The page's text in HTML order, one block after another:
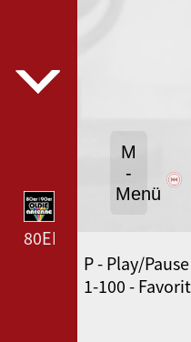
80ER 90ER OLDIE
SWR3 --- SWR3 ---
M
-
Menü
P - Play/Pause
1-100 -